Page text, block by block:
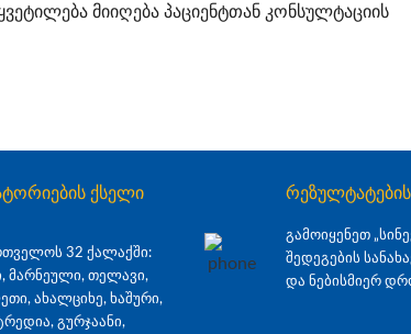
მიიღება პაციენტთან კონსულტაციის
ქსელი
32 ქალაქში:
მარნეული, თელავი,
ახალციხე, ხაშური,
გურჯაანი,
გამოიყენეთ
შედეგების
და ნებისმიერ